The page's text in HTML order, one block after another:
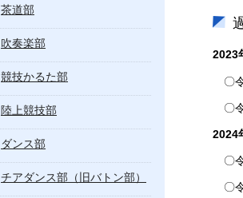
茶道部
吹奏楽部
競技かるた部
陸上競技部
ダンス部
チアダンス部（旧バトン部）
2023
〇
〇
2024
〇
〇